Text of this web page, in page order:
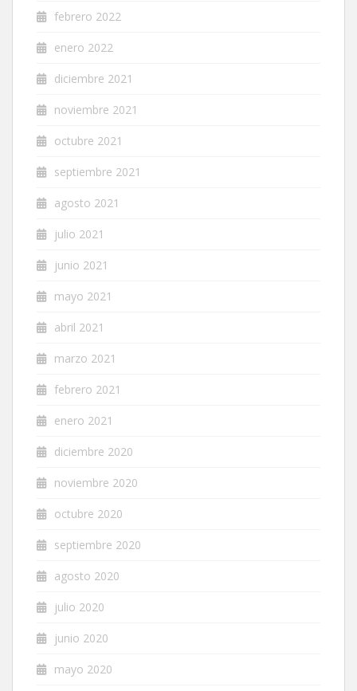
febrero 2022
enero 2022
diciembre 2021
noviembre 2021
octubre 2021
septiembre 2021
agosto 2021
julio 2021
junio 2021
mayo 2021
abril 2021
marzo 2021
febrero 2021
enero 2021
diciembre 2020
noviembre 2020
octubre 2020
septiembre 2020
agosto 2020
julio 2020
junio 2020
mayo 2020